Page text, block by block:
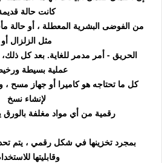
كانت حالة
من الفوضى البشرية المعطلة ، أو حالة
مثل الزلزال أو
الحريق - أمر مدمر للغاية. بعد كل
عملية بسيطة
كل ما تحتاجه هو كاميرا أو جهاز مسح ،
لإنشاء نسخ
رقمية من أي مواد مغلفة بالورق
بمجرد تخزينها في شكل رقمي ، يتم
وقابليتها